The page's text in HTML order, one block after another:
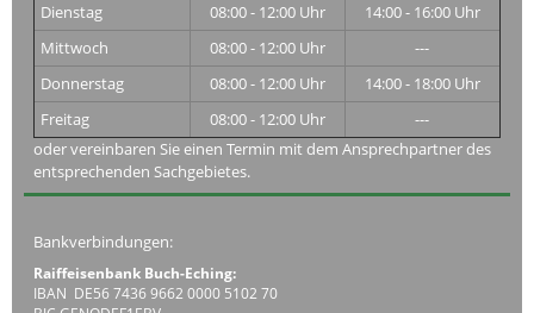
Dienstag
08:00 - 12:00 Uhr
14:00 - 16:00 Uhr
Mittwoch
08:00 - 12:00 Uhr
---
Donnerstag
08:00 - 12:00 Uhr
14:00 - 18:00 Uhr
Freitag
08:00 - 12:00 Uhr
---
oder vereinbaren Sie einen Termin mit dem Ansprechpartner des
entsprechenden Sachgebietes.
Bankverbindungen:
Raiffeisenbank Buch-Eching:
IBAN DE56 7436 9662 0000 5102 70